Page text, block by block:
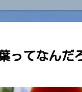
ってなんだ